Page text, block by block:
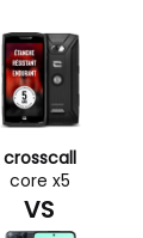
crosscall
core x5
VS